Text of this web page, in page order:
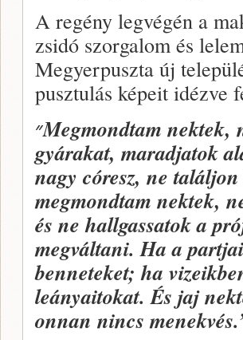
A regény legvégén a
zsidó szorgalom és
Megyerpuszta új
pusztulás képeit idézve
״Megmondtam nektek,
gyárakat, maradjatok
nagy córesz, ne
megmondtam nektek,
és ne hallgassatok a
megváltani. Ha a
benneteket; ha
leányaitokat. És jaj
onnan nincsme